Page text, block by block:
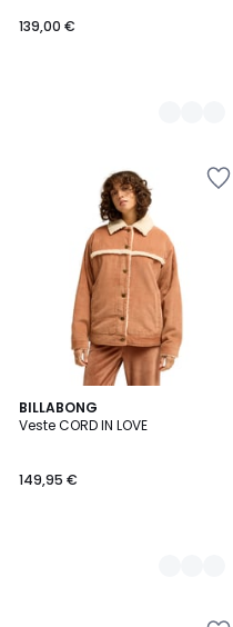
139,00 €
BILLABONG
Veste CORD IN LOVE
149,95 €
2
Couleurs